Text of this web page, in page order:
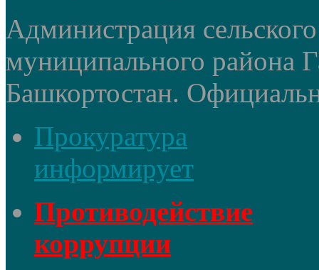
Администрация
муниципального района
Башкортостан.
Прокуратура
информирует
Противодействие
коррупции